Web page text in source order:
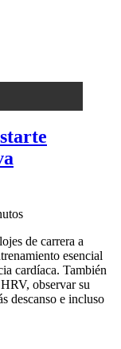
de carrera a
esencial
cardíaca. También
observar su
descanso e incluso